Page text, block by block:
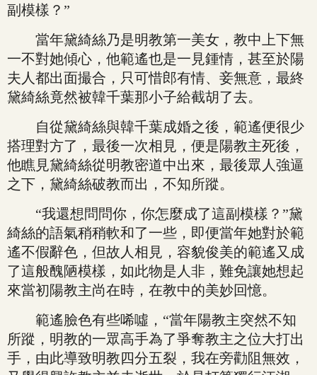
副模樣？”
當年黛綺絲乃是明教第一美女，教中上下無
一不對她傾心，他範遙也是一見鍾情，甚至於陽
夫人都出面撮合，只可惜郎有情、妾無意，最終
黛綺絲竟然被韓千葉那小子給截胡了去。
自從黛綺絲與韓千葉成婚之後，範遙便很少
搭理對方了，最後一次相見，便是陽教主死後，
他瞧見黛綺絲從明教密道中出來，最後眾人強逼
之下，黛綺絲破教而出，不知所蹤。
“我還想問問你，你怎麼成了這副模樣？”黛
綺絲的語氣稍稍軟和了一些，即便當年她對於範
遙不假辭色，但故人相見，容貌俊美的範遙又成
了這般醜陋模樣，如此物是人非，難免讓她想起
來當初陽教主尚在時，在教中的美妙回憶。
範遙臉色有些唏噓，“當年陽教主突然不知
所蹤，明教的一眾高手為了爭奪教主之位大打出
手，由此導致明教四分五裂，我在旁勸阻無效，